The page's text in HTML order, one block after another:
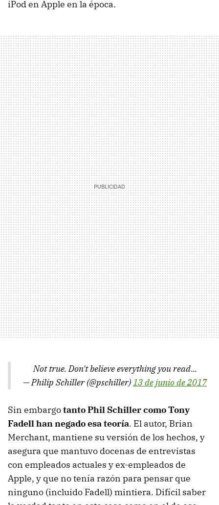
iPod en Apple en la época.
Not true. Don't believe everything you read...
— Philip Schiller (@pschiller)13 de junio de 2017
Sin embargotanto Phil Schiller como Tony
Fadell han negado esa teoría. El autor, Brian
Merchant, mantiene su versión de los hechos, y
asegura que mantuvo docenas de entrevistas
con empleados actuales y ex-empleados de
Apple, y que no tenía razón para pensar que
ninguno (incluido Fadell) mintiera. Difícil saber